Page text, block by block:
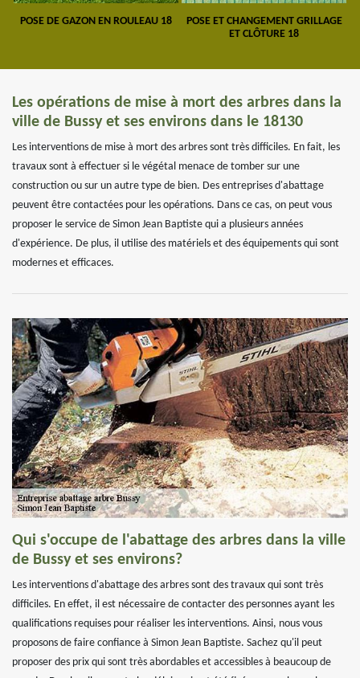
POSE DE GAZON EN ROULEAU 18
POSE ET CHANGEMENT GRILLAGE
ET CLÔTURE 18
Les opérations de mise à mort des arbres dans la
ville de Bussy et ses environs dans le 18130
Les interventions de mise à mort des arbres sont très difficiles. En fait, les
travaux sont à effectuer si le végétal menace de tomber sur une
construction ou sur un autre type de bien. Des entreprises d'abattage
peuvent être contactées pour les opérations. Dans ce cas, on peut vous
proposer le service de Simon Jean Baptiste qui a plusieurs années
d'expérience. De plus, il utilise des matériels et des équipements qui sont
modernes et efficaces.
Qui s'occupe de l'abattage des arbres dans la ville
de Bussy et ses environs?
Les interventions d'abattage des arbres sont des travaux qui sont très
difficiles. En effet, il est nécessaire de contacter des personnes ayant les
qualifications requises pour réaliser les interventions. Ainsi, nous vous
proposons de faire confiance à Simon Jean Baptiste. Sachez qu'il peut
proposer des prix qui sont très abordables et accessibles à beaucoup de